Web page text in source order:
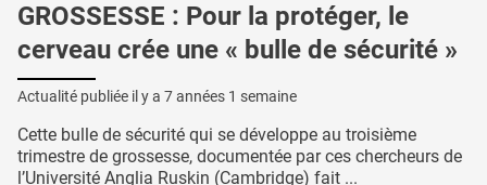
GROSSESSE : Pour la protéger, le
cerveau crée une « bulle de sécurité »
Actualité publiée il y a 7 années 1 semaine
Cette bulle de sécurité qui se développe au troisième
trimestre de grossesse, documentée par ces chercheurs de
l’Université Anglia Ruskin (Cambridge) fait ...